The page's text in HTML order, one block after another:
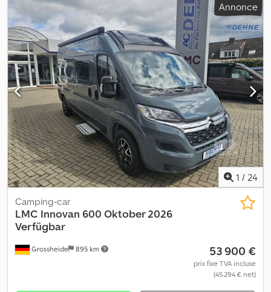
Annonce
1 / 24
Grossheide 895 km
Camping-car
LMC Innovan 600 Oktober 2026
Verfügbar
53 900 €
prix fixe TVA incluse
(45 294 € net)